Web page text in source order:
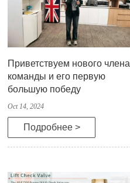
Приветствуем нового члена
команды и его первую
большую победу
Oct 14, 2024
Подробнее >